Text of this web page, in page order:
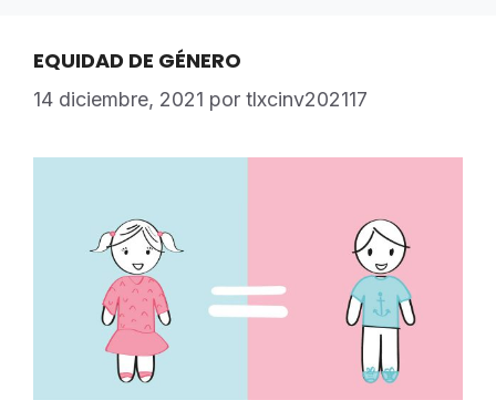
EQUIDAD DE GÉNERO
14 diciembre, 2021 por tlxcinv202117